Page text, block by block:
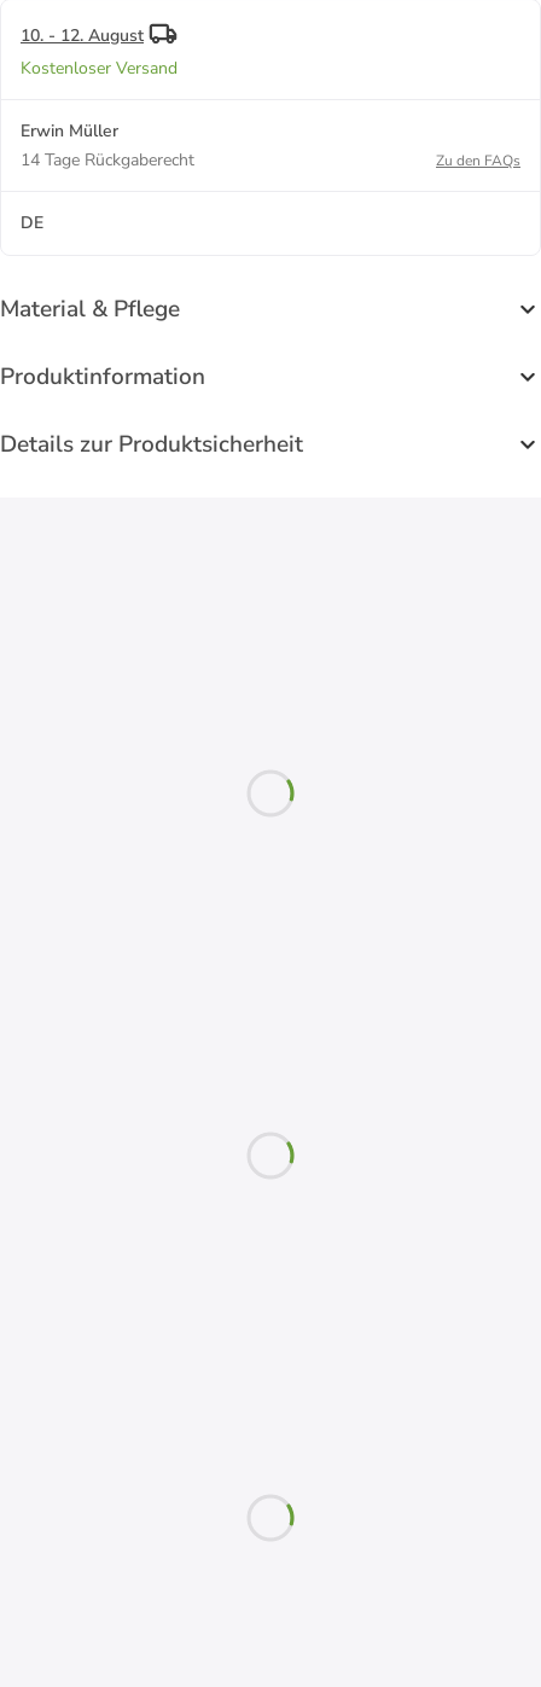
10. - 12. August
Kostenloser Versand
Erwin Müller
14 Tage Rückgaberecht
Zu den FAQs
DE
Material & Pflege
Produktinformation
Details zur Produktsicherheit